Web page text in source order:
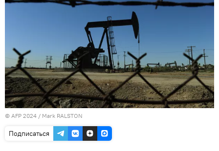
© AFP 2024 / Mark RALSTON
Подписаться